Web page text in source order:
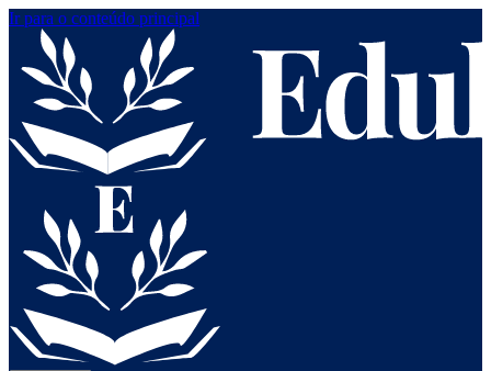
Ir para o conteúdo principal